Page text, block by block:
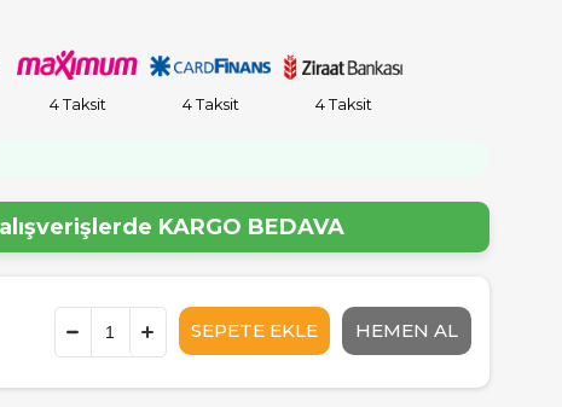
4 Taksit 4 Taksit 4 Taksit
KARGO BEDAVA